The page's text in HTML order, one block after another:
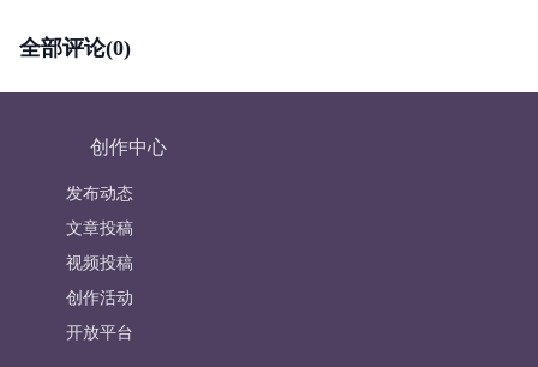
全部评论(0)
创作中心
发布动态
文章投稿
视频投稿
创作活动
开放平台